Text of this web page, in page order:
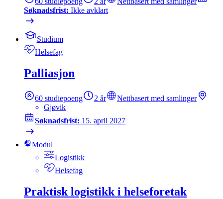
Søknadsfrist: Ikke avklart
Studium
Helsefag
Palliasjon
60 studiepoeng 2 år
Nettbasert med samlinger
Gjøvik
Søknadsfrist: 15. april 2027
Modul
Logistikk
Helsefag
Praktisk logistikk i helseforetak